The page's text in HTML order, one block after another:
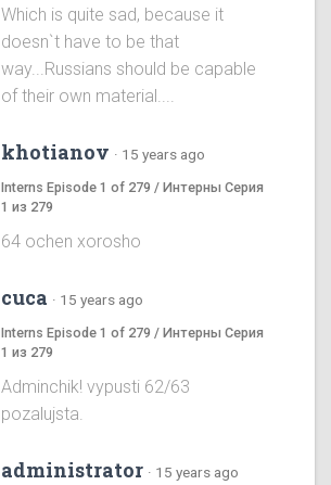
Which is quite sad, because it
doesn`t have to be that
way...Russians should be capable
of their own material....
khotianov · 15 years ago
Interns Episode 1 of 279 / Интерны Серия
1 из 279
64 ochen xorosho
cuca · 15 years ago
Interns Episode 1 of 279 / Интерны Серия
1 из 279
Adminchik! vypusti 62/63
pozalujsta.
administrator · 15 years ago